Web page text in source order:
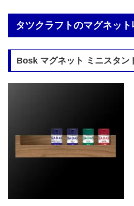
タツクラフトのマグネッ
Bosk マグネット ミニスタン